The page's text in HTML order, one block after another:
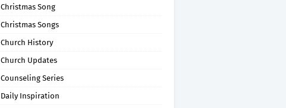
Christmas Song
Christmas Songs
Church History
Church Updates
Counseling Series
Daily Inspiration